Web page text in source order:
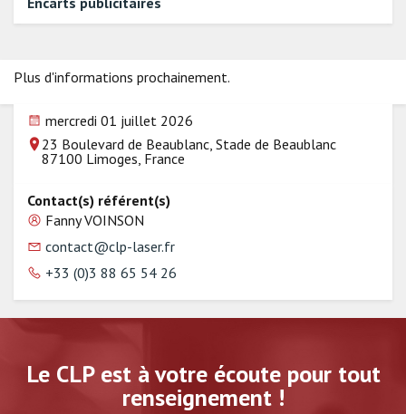
Plus d'informations prochainement.
mercredi 01 juillet 2026
23 Boulevard de Beaublanc, Stade de Beaublanc
87100 Limoges, France
Contact(s) référent(s)
Fanny VOINSON
contact@clp-laser.fr
+33 (0)3 88 65 54 26
Le CLP est à votre écoute pour tout
renseignement !